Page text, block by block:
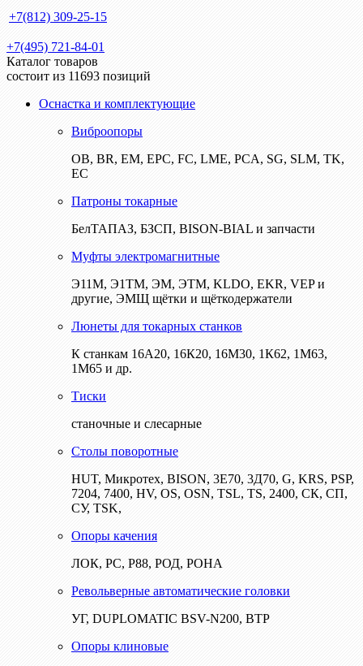
+7(812) 309-25-15
+7(495) 721-84-01
Каталог товаров
состоит из 11693 позиций
Оснастка и комплектующие
Виброопоры
ОВ, BR, EM, EPC, FC, LME, PCA, SG, SLM, TK,
EC
Патроны токарные
БелТАПАЗ, БЗСП, BISON-BIAL и запчасти
Муфты электромагнитные
Э11М, Э1ТМ, ЭМ, ЭТМ, KLDO, EKR, VEP и
другие, ЭМЩ щётки и щёткодержатели
Люнеты для токарных станков
К станкам 16А20, 16К20, 16М30, 1К62, 1М63,
1М65 и др.
Тиски
станочные и слесарные
Столы поворотные
HUT, Микротех, BISON, 3Е70, 3Д70, G, KRS, PSP,
7204, 7400, HV, OS, OSN, TSL, TS, 2400, СК, СП,
СУ, TSK,
Опоры качения
ЛОК, РС, Р88, РОД, РОНА
Револьверные автоматические головки
УГ, DUPLOMATIC BSV-N200, ВТР
Опоры клиновые